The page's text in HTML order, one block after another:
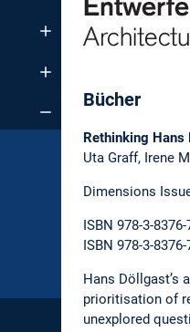
Bücher
Rethinking Hans
Uta Graff, Irene
Dimensions
ISBN 978-3-
ISBN 978-3-
Hans Döllgast’s
prioritisation of
unexplored